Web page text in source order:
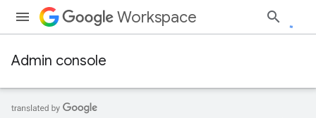
Workspace
Admin console